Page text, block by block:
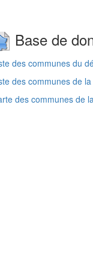
Base de
des communes du
des communes de
des communes de